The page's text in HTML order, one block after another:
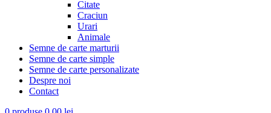
Citate
Craciun
Urari
Animale
Semne de carte marturii
Semne de carte simple
Semne de carte personalizate
Despre noi
Contact